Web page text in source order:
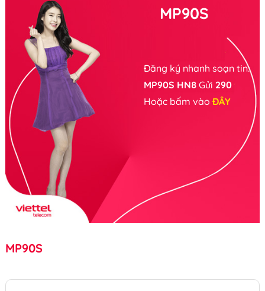
MP90S
Đăng ký nhanh soạn tin:
MP90S HN8Gửi 290
Hoặc bấm vào ĐÂY
MP90S